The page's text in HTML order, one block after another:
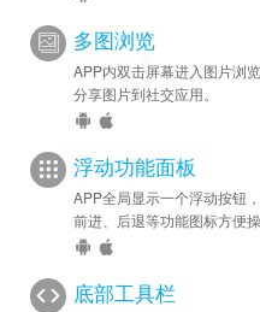
多图浏览
APP内双击屏幕进入图片浏
分享图片到社交应用。
浮动功能面板
APP全局显示一个浮动按钮
前进、后退等功能图标方便操
底部工具栏